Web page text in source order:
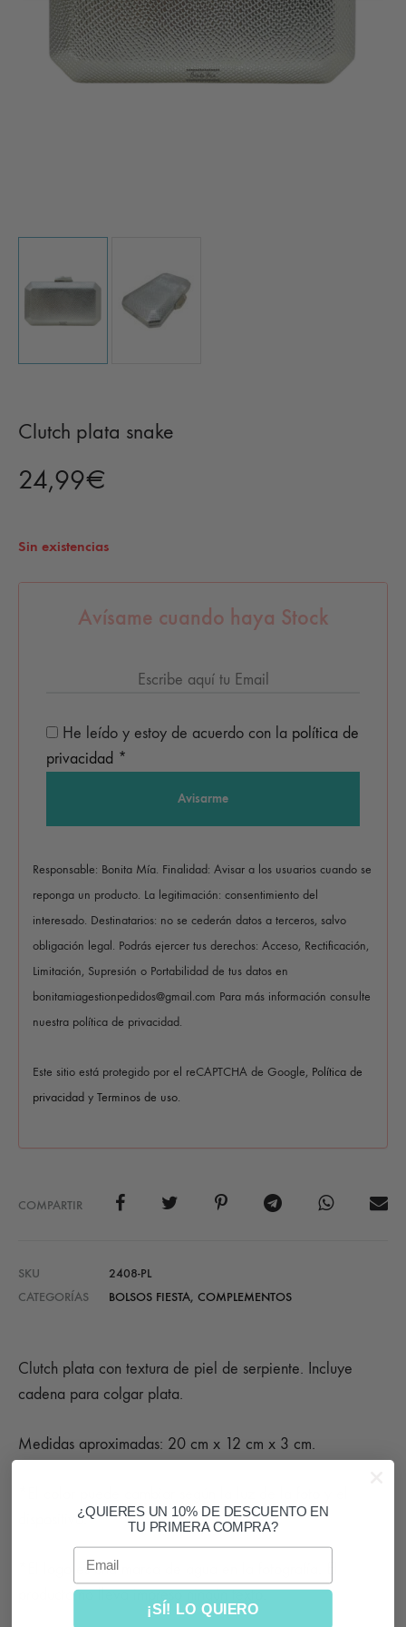
Clutch plata snake
24,99€
Sin existencias
Avísame cuando haya Stock
He leído y estoy de acuerdo con la política de
privacidad *
Responsable: Bonita Mía. Finalidad: Avisar a los usuarios cuando se
reponga un producto. La legitimación: consentimiento del
interesado. Destinatarios: no se cederán datos a terceros, salvo
obligación legal. Podrás ejercer tus derechos: Acceso, Rectificación,
Limitación, Supresión o Portabilidad de tus datos en
bonitamiagestionpedidos@gmail.com Para más información consulte
nuestra política de privacidad.
Este sitio está protegido por el reCAPTCHA de Google, Política de
privacidad y Terminos de uso.
COMPARTIR
SKU
2408-PL
CATEGORÍAS
BOLSOS FIESTA, COMPLEMENTOS
Clutch plata con textura de piel de serpiente. Incluye
cadena para colgar plata.
Medidas aproximadas: 20 cm x 12 cm x 3 cm.
dispositivo.
*El logo es una marca de agua en la fotografía. El
producto no lleva impreso ningún texto.
¿QUIERES UN 10% DE DESCUENTO EN
TU PRIMERA COMPRA?
Email
¡SÍ! LO QUIERO